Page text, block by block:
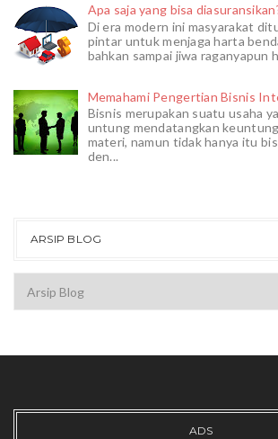
Apa saja yang bisa
Di era modern ini masyarakat
pintar untuk menjaga harta
bahkan sampai jiwa raganyapun
Memahami Pengertian Bisnis
Bisnis merupakan suatu usaha
untung mendatangkan
materi, namun tidak hanya itu
den...
ARSIP BLOG
ADS